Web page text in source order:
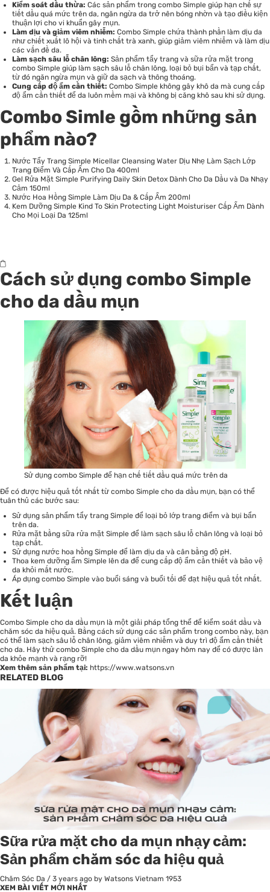
Kiểm soát dầu thừa: Các sản phẩm trong combo Simple giúp hạn chế sự
tiết dầu quá mức trên da, ngăn ngừa da trở nên bóng nhờn và tạo điều kiện
thuận lợi cho vi khuẩn gây mụn.
Làm dịu và giảm viêm nhiễm: Combo Simple chứa thành phần làm dịu da
như chiết xuất lô hội và tinh chất trà xanh, giúp giảm viêm nhiễm và làm dịu
các vấn đề da.
Làm sạch sâu lỗ chân lông: Sản phẩm tẩy trang và sữa rửa mặt trong
combo Simple giúp làm sạch sâu lỗ chân lông, loại bỏ bụi bẩn và tạp chất,
từ đó ngăn ngừa mụn và giữ da sạch và thông thoáng.
Cung cấp độ ẩm cần thiết: Combo Simple không gây khô da mà cung cấp
độ ẩm cần thiết để da luôn mềm mại và không bị căng khô sau khi sử dụng.
Combo Simle gồm những sản
phẩm nào?
Nước Tẩy Trang Simple Micellar Cleansing Water Dịu Nhẹ Làm Sạch Lớp
Trang Điểm Và Cấp Ẩm Cho Da 400ml
Gel Rửa Mặt Simple Purifying Daily Skin Detox Dành Cho Da Dầu và Da Nhạy
Cảm 150ml
Nước Hoa Hồng Simple Làm Dịu Da & Cấp Ẩm 200ml
Kem Dưỡng Simple Kind To Skin Protecting Light Moisturiser Cấp Ẩm Dành
Cho Mọi Loại Da 125ml
Cách sử dụng combo Simple
cho da dầu mụn
Sử dụng combo Simple để hạn chế tiết dầu quá mức trên da
Để có được hiệu quả tốt nhất từ combo Simple cho da dầu mụn, bạn có thể
tuân thủ các bước sau:
Sử dụng sản phẩm tẩy trang Simple để loại bỏ lớp trang điểm và bụi bẩn
trên da.
Rửa mặt bằng sữa rửa mặt Simple để làm sạch sâu lỗ chân lông và loại bỏ
tạp chất.
Sử dụng nước hoa hồng Simple để làm dịu da và cân bằng độ pH.
Thoa kem dưỡng ẩm Simple lên da để cung cấp độ ẩm cần thiết và bảo vệ
da khỏi mất nước.
Áp dụng combo Simple vào buổi sáng và buổi tối để đạt hiệu quả tốt nhất.
Kết luận
Combo Simple cho da dầu mụn là một giải pháp tổng thể để kiểm soát dầu và
chăm sóc da hiệu quả. Bằng cách sử dụng các sản phẩm trong combo này, bạn
có thể làm sạch sâu lỗ chân lông, giảm viêm nhiễm và duy trì độ ẩm cần thiết
cho da. Hãy thử combo Simple cho da dầu mụn ngay hôm nay để có được làn
da khỏe mạnh và rạng rỡ!
Xem thêm sản phẩm tại: https://www.watsons.vn
RELATED BLOG
Sữa rửa mặt cho da mụn nhạy cảm:
Sản phẩm chăm sóc da hiệu quả
Chăm Sóc Da / 3 years ago by Watsons Vietnam 1953
XEM BÀI VIẾT MỚI NHẤT